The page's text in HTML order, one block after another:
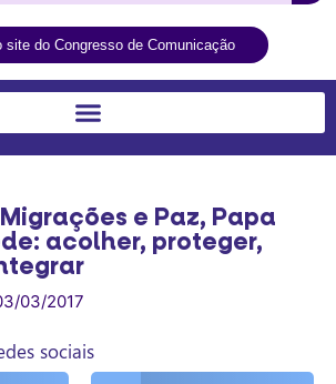
site do Congresso de Comunicação
e Paz, Papa
acolher, proteger,
03/2017
sociais